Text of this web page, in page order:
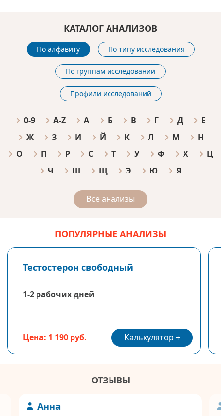
КАТАЛОГ АНАЛИЗОВ
По алфавиту По типу исследования
По группам исследований
Профили исследований
0-9 A-Z А Б В Г Д
Е
Ж
З И Й К Л М
Н
О
П Р С Т У Ф Х
Ц
Ч
Ш Щ Э Ю Я
Все анализы
ПОПУЛЯРНЫЕ АНАЛИЗЫ
Тестостерон свободный
1-2 рабочих дней
Цена: 1 190 руб. Калькулятор
ОТЗЫВЫ
Анна